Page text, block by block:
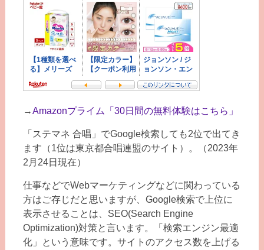
→Amazonプライム「30日間の無料体験はこちら」
「ステマネ 合唱」でGoogle検索しても2位で出てき
ます（1位は東京都合唱連盟のサイト）。（2023年
2月24日現在）
仕事などでWebマーケティングなどに関わっている
方はご存じだと思いますが、Google検索で上位に
表示させることは、SEO(Search Engine
Optimization)対策と言います。「検索エンジン最適
化」という意味です。サイトのアクセス数を上げる